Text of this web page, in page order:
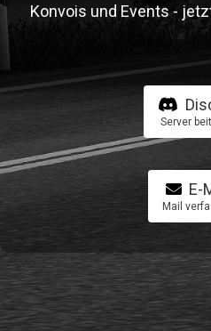
Konvois und Events -
Server
E-
Mail